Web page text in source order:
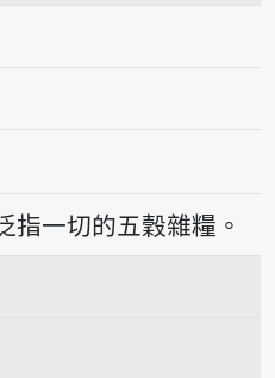
讀bí-niû
指一切的五穀雜糧。